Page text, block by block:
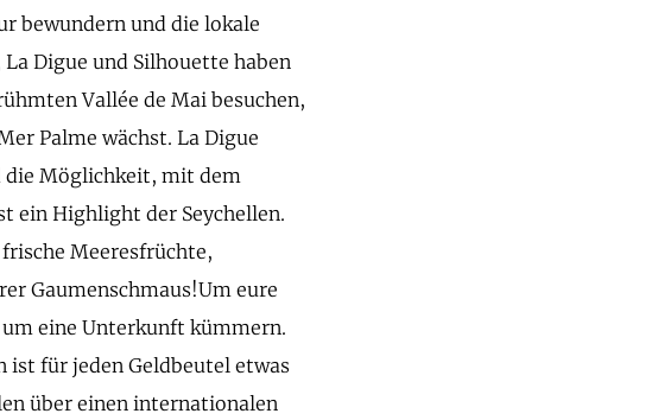
bewundern und die lokale
Digue und Silhouette haben
Vallée de Mai besuchen,
Palme wächst. La Digue
die Möglichkeit, mit dem
ein Highlight der Seychellen.
Meeresfrüchte,
Gaumenschmaus!Um eure
eine Unterkunft kümmern.
ist für jeden Geldbeutel etwas
über einen internationalen